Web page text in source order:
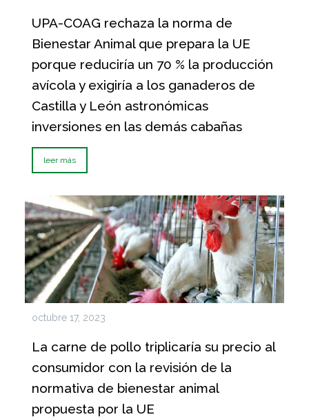
UPA-COAG rechaza la norma de
Bienestar Animal que prepara la UE
porque reduciría un 70 % la producción
avícola y exigiría a los ganaderos de
Castilla y León astronómicas
inversiones en las demás cabañas
leer más
octubre 17, 2023
La carne de pollo triplicaría su precio al
consumidor con la revisión de la
normativa de bienestar animal
propuesta por la UE